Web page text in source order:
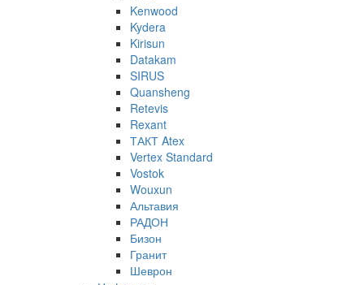
Kenwood
Kydera
Kirisun
Datakam
SIRUS
Quansheng
Retevis
Rexant
ТАКТ Atex
Vertex Standard
Vostok
Wouxun
Альтавия
РАДОН
Бизон
Гранит
Шеврон